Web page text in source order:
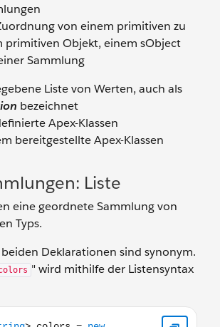
von einem primitiven zu
primitiven Objekt, einem sObject
Sammlung
Liste von Werten, auch als
bezeichnet
Apex-Klassen
bereitgestellte Apex-Klassen
Liste
eine geordnete Sammlung von
Typs.
Deklarationen sind synonym.
" wird mithilfe der Listensyntax